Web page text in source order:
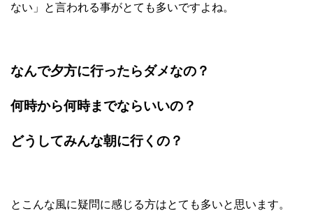
ない」と言われる事がとても多いですよね。
なんで夕方に行ったらダメなの？
何時から何時までならいいの？
どうしてみんな朝に行くの？
とこんな風に疑問に感じる方はとても多いと思います。